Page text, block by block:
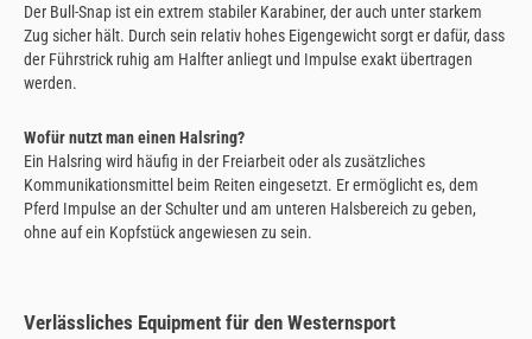
Der Bull-Snap ist ein extrem stabiler Karabiner, der auch unter starkem
Zug sicher hält. Durch sein relativ hohes Eigengewicht sorgt er dafür, dass
der Führstrick ruhig am Halfter anliegt und Impulse exakt übertragen
werden.
Wofür nutzt man einen Halsring?
Ein Halsring wird häufig in der Freiarbeit oder als zusätzliches
Kommunikationsmittel beim Reiten eingesetzt. Er ermöglicht es, dem
Pferd Impulse an der Schulter und am unteren Halsbereich zu geben,
ohne auf ein Kopfstück angewiesen zu sein.
Verlässliches Equipment für den Westernsport